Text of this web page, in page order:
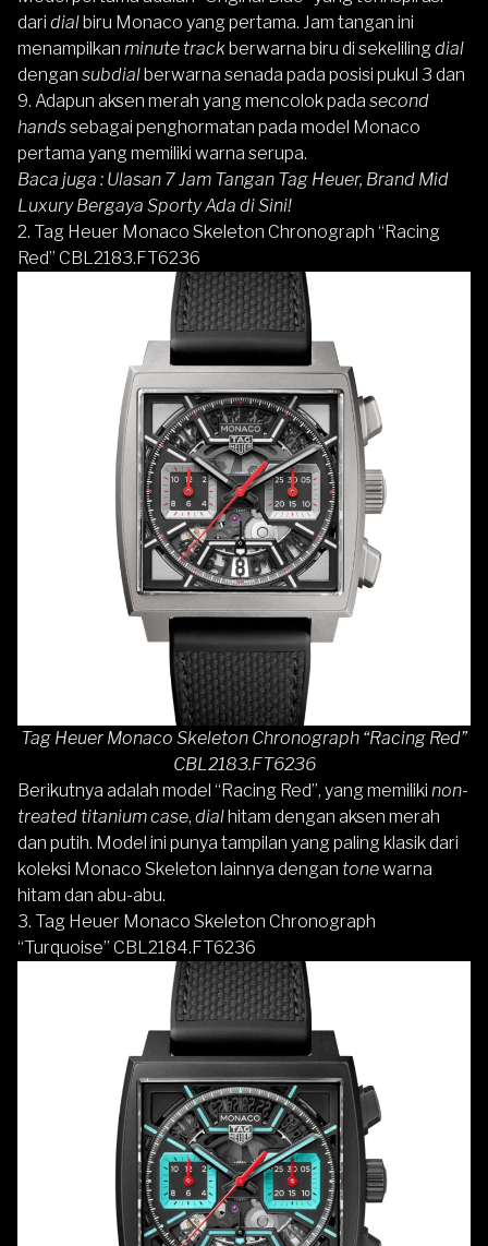
dari dialbiru Monaco yang pertama. Jam tangan ini
menampilkan minute trackberwarna biru di sekeliling dial
dengan subdialberwarna senada pada posisi pukul 3 dan
9. Adapun aksen merah yang mencolok pada second
handssebagai penghormatan pada model Monaco
pertama yang memiliki warna serupa.
Baca juga : Ulasan 7 Jam Tangan Tag Heuer, Brand Mid
Luxury Bergaya Sporty Ada di Sini!
2. Tag Heuer Monaco Skeleton Chronograph “Racing
Red” CBL2183.FT6236
Tag Heuer Monaco Skeleton Chronograph “Racing Red”
CBL2183.FT6236
Berikutnya adalah model “Racing Red”, yang memiliki non-
treated titanium case, dialhitam dengan aksen merah
dan putih. Model ini punya tampilan yang paling klasik dari
koleksi Monaco Skeleton lainnya dengan tonewarna
hitam dan abu-abu.
3. Tag Heuer Monaco Skeleton Chronograph
“Turquoise” CBL2184.FT6236